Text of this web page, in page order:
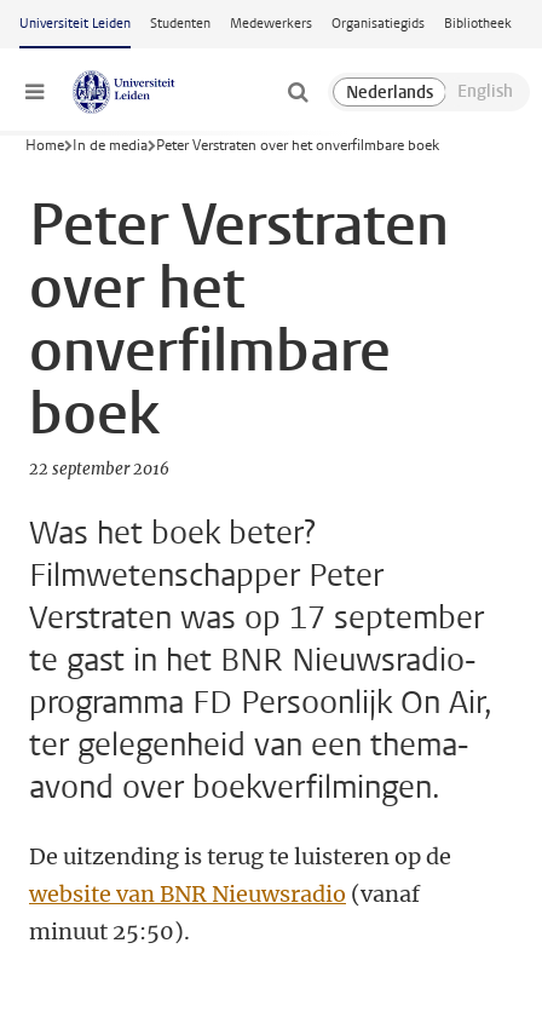
Ga naar hoofdinhoud
Universiteit Leiden Studenten Medewerkers Organisatiegids Bibliotheek
Menu
Home In de media Peter Verstraten over het onverfilmbare boek
Peter Verstraten
over het
onverfilmbare
boek
22 september 2016
Was het boek beter?
Filmwetenschapper Peter
Verstraten was op 17 september
te gast in het BNR Nieuwsradio-
programma FD Persoonlijk On Air,
ter gelegenheid van een thema-
avond over boekverfilmingen.
De uitzending is terug te luisteren op de
website van BNR Nieuwsradio (vanaf
minuut 25:50).